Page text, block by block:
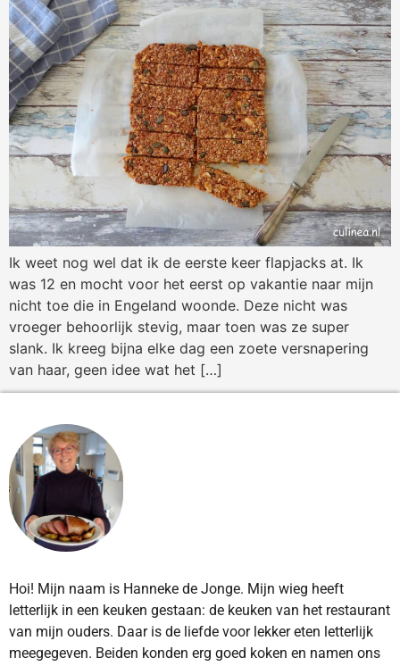
Ik weet nog wel dat ik de eerste keer flapjacks at. Ik
was 12 en mocht voor het eerst op vakantie naar mijn
nicht toe die in Engeland woonde. Deze nicht was
vroeger behoorlijk stevig, maar toen was ze super
slank. Ik kreeg bijna elke dag een zoete versnapering
van haar, geen idee wat het […]
Hoi! Mijn naam is Hanneke de Jonge. Mijn wieg heeft
letterlijk in een keuken gestaan: de keuken van het restaurant
van mijn ouders. Daar is de liefde voor lekker eten letterlijk
meegegeven. Beiden konden erg goed koken en namen ons